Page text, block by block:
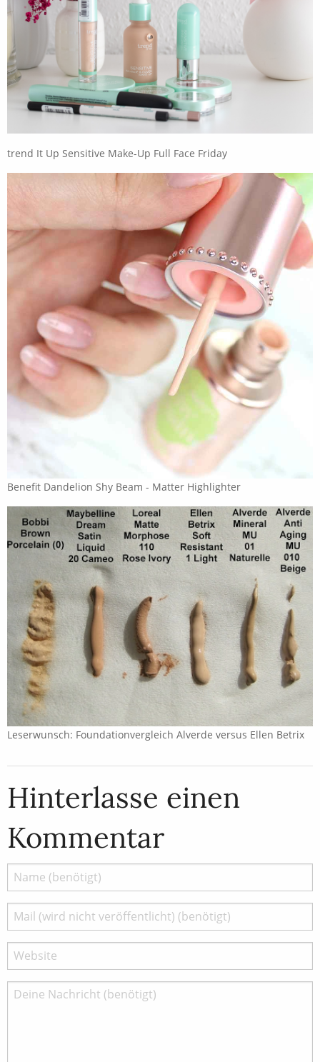
trend It Up Sensitive Make-Up Full Face Friday
Benefit Dandelion Shy Beam - Matter Highlighter
Leserwunsch: Foundationvergleich Alverde versus Ellen Betrix
Hinterlasse einen
Kommentar